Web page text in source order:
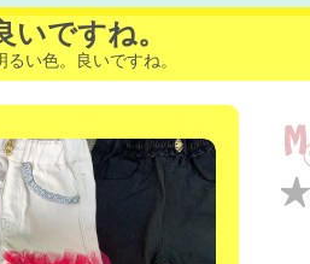
original
いですね。
るい色。良いですね。